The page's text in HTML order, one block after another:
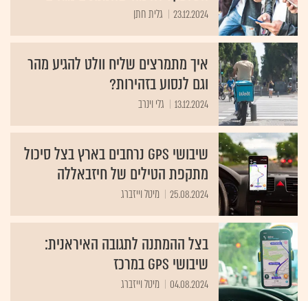
23.12.2024 גלית חתן
איך מתמרצים שליח וולט להגיע מהר
וגם לנסוע בזהירות?
13.12.2024 גלי וינרב
שיבושי GPS נרחבים בארץ בצל סיכול
מתקפת הטילים של חיזבאללה
25.08.2024 מיטל וייזברג
בצל ההמתנה לתגובה האיראנית:
שיבושי GPS במרכז
04.08.2024 מיטל וייזברג